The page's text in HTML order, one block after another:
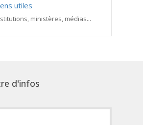
utiles
ministères, médias...
d'infos